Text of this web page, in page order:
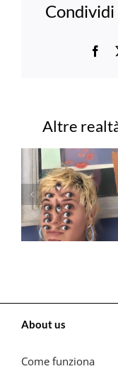
Progetti correlati
About us
Come funziona